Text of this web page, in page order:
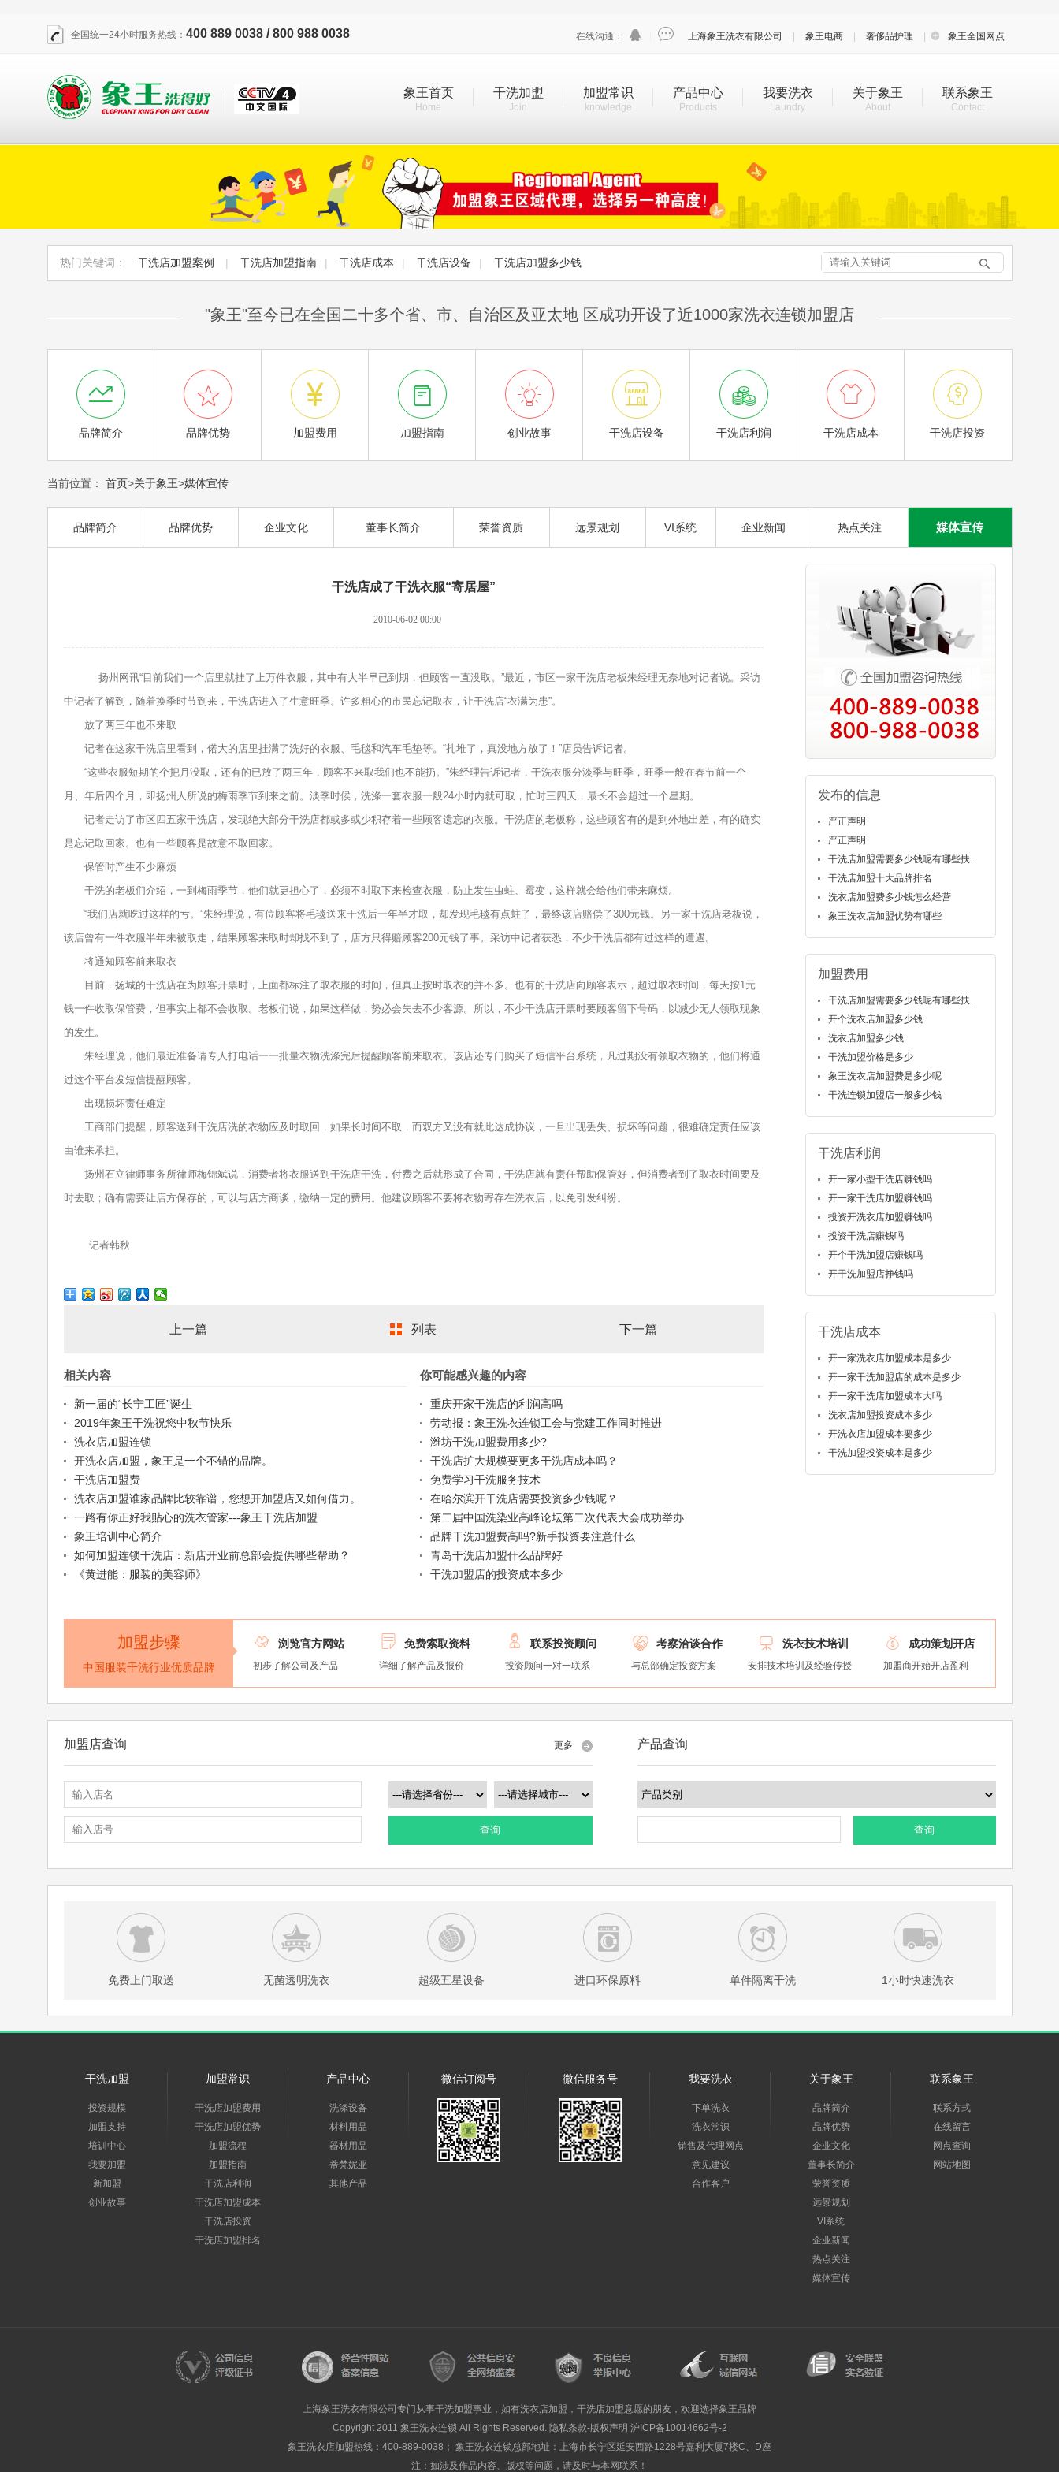
全国统一24小时服务热线： 400 889 0038 / 800 988 0038 在线沟通：   上海象王洗衣有限公司 象王电商 奢侈品护理  象王全国网点
象王首页
Home
干洗加盟
Join
加盟常识
knowledge
产品中心
Products
我要洗衣
Laundry
关于象王
About
联系象王
Contact
热门关键词： 干洗店加盟案例 | 干洗店加盟指南 | 干洗店成本 | 干洗店设备 | 干洗店加盟多少钱 
"象王"至今已在全国二十多个省、市、自治区及亚太地 区成功开设了近1000家洗衣连锁加盟店

品牌简介

品牌优势

加盟费用

加盟指南

创业故事

干洗店设备

干洗店利润

干洗店成本

干洗店投资
当前位置： 首页>关于象王>媒体宣传
品牌简介 品牌优势 企业文化 董事长简介 荣誉资质 远景规划 VI系统 企业新闻 热点关注 媒体宣传
干洗店成了干洗衣服“寄居屋”
2010-06-02 00:00
扬州网讯“目前我们一个店里就挂了上万件衣服，其中有大半早已到期，但顾客一直没取。”最近，市区一家干洗店老板朱经理无奈地对记者说。采访
中记者了解到，随着换季时节到来，干洗店进入了生意旺季。许多粗心的市民忘记取衣，让干洗店“衣满为患”。
放了两三年也不来取
记者在这家干洗店里看到，偌大的店里挂满了洗好的衣服、毛毯和汽车毛垫等。“扎堆了，真没地方放了！”店员告诉记者。
“这些衣服短期的个把月没取，还有的已放了两三年，顾客不来取我们也不能扔。”朱经理告诉记者，干洗衣服分淡季与旺季，旺季一般在春节前一个
月、年后四个月，即扬州人所说的梅雨季节到来之前。淡季时候，洗涤一套衣服一般24小时内就可取，忙时三四天，最长不会超过一个星期。
记者走访了市区四五家干洗店，发现绝大部分干洗店都或多或少积存着一些顾客遗忘的衣服。干洗店的老板称，这些顾客有的是到外地出差，有的确实
是忘记取回家。也有一些顾客是故意不取回家。
保管时产生不少麻烦
干洗的老板们介绍，一到梅雨季节，他们就更担心了，必须不时取下来检查衣服，防止发生虫蛀、霉变，这样就会给他们带来麻烦。
“我们店就吃过这样的亏。”朱经理说，有位顾客将毛毯送来干洗后一年半才取，却发现毛毯有点蛀了，最终该店赔偿了300元钱。另一家干洗店老板说，
该店曾有一件衣服半年未被取走，结果顾客来取时却找不到了，店方只得赔顾客200元钱了事。采访中记者获悉，不少干洗店都有过这样的遭遇。
将通知顾客前来取衣
目前，扬城的干洗店在为顾客开票时，上面都标注了取衣服的时间，但真正按时取衣的并不多。也有的干洗店向顾客表示，超过取衣时间，每天按1元
钱一件收取保管费，但事实上都不会收取。老板们说，如果这样做，势必会失去不少客源。所以，不少干洗店开票时要顾客留下号码，以减少无人领取现象
的发生。
朱经理说，他们最近准备请专人打电话一一批量衣物洗涤完后提醒顾客前来取衣。该店还专门购买了短信平台系统，凡过期没有领取衣物的，他们将通
过这个平台发短信提醒顾客。
出现损坏责任难定
工商部门提醒，顾客送到干洗店洗的衣物应及时取回，如果长时间不取，而双方又没有就此达成协议，一旦出现丢失、损坏等问题，很难确定责任应该
由谁来承担。
扬州石立律师事务所律师梅锦斌说，消费者将衣服送到干洗店干洗，付费之后就形成了合同，干洗店就有责任帮助保管好，但消费者到了取衣时间要及
时去取；确有需要让店方保存的，可以与店方商谈，缴纳一定的费用。他建议顾客不要将衣物寄存在洗衣店，以免引发纠纷。
记者韩秋
上一篇 列表 下一篇
相关内容
新一届的“长宁工匠”诞生
2019年象王干洗祝您中秋节快乐
洗衣店加盟连锁
开洗衣店加盟，象王是一个不错的品牌。
干洗店加盟费
洗衣店加盟谁家品牌比较靠谱，您想开加盟店又如何借力。
一路有你正好我贴心的洗衣管家---象王干洗店加盟
象王培训中心简介
如何加盟连锁干洗店：新店开业前总部会提供哪些帮助？
《黄进能：服装的美容师》
你可能感兴趣的内容
重庆开家干洗店的利润高吗
劳动报：象王洗衣连锁工会与党建工作同时推进
潍坊干洗加盟费用多少?
干洗店扩大规模要更多干洗店成本吗？
免费学习干洗服务技术
在哈尔滨开干洗店需要投资多少钱呢？
第二届中国洗染业高峰论坛第二次代表大会成功举办
品牌干洗加盟费高吗?新手投资要注意什么
青岛干洗店加盟什么品牌好
干洗加盟店的投资成本多少
发布的信息
严正声明
严正声明
干洗店加盟需要多少钱呢有哪些扶...
干洗店加盟十大品牌排名
洗衣店加盟费多少钱怎么经营
象王洗衣店加盟优势有哪些
加盟费用
干洗店加盟需要多少钱呢有哪些扶...
开个洗衣店加盟多少钱
洗衣店加盟多少钱
干洗加盟价格是多少
象王洗衣店加盟费是多少呢
干洗连锁加盟店一般多少钱
干洗店利润
开一家小型干洗店赚钱吗
开一家干洗店加盟赚钱吗
投资开洗衣店加盟赚钱吗
投资干洗店赚钱吗
开个干洗加盟店赚钱吗
开干洗加盟店挣钱吗
干洗店成本
开一家洗衣店加盟成本是多少
开一家干洗加盟店的成本是多少
开一家干洗店加盟成本大吗
洗衣店加盟投资成本多少
开洗衣店加盟成本要多少
干洗加盟投资成本是多少
加盟步骤
中国服装干洗行业优质品牌
 浏览官方网站
初步了解公司及产品
 免费索取资料
详细了解产品及报价
 联系投资顾问
投资顾问一对一联系
 考察洽谈合作
与总部确定投资方案
 洗衣技术培训
安排技术培训及经验传授
 成功策划开店
加盟商开始开店盈利
加盟店查询 更多
查询
产品查询
查询
免费上门取送 无菌透明洗衣 超级五星设备 进口环保原料 单件隔离干洗 1小时快速洗衣
干洗加盟
投资规模
加盟支持
培训中心
我要加盟
新加盟
创业故事
加盟常识
干洗店加盟费用
干洗店加盟优势
加盟流程
加盟指南
干洗店利润
干洗店加盟成本
干洗店投资
干洗店加盟排名
产品中心
洗涤设备
材料用品
器材用品
蒂梵妮亚
其他产品
微信订阅号 微信服务号 我要洗衣
下单洗衣
洗衣常识
销售及代理网点
意见建议
合作客户
关于象王
品牌简介
品牌优势
企业文化
董事长简介
荣誉资质
远景规划
VI系统
企业新闻
热点关注
媒体宣传
联系象王
联系方式
在线留言
网点查询
网站地图
上海象王洗衣有限公司专门从事干洗加盟事业，如有洗衣店加盟，干洗店加盟意愿的朋友，欢迎选择象王品牌
Copyright 2011 象王洗衣连锁 All Rights Reserved. 隐私条款-版权声明 沪ICP备10014662号-2
象王洗衣店加盟热线：400-889-0038； 象王洗衣连锁总部地址：上海市长宁区延安西路1228号嘉利大厦7楼C、D座
注：如涉及作品内容、版权等问题，请及时与本网联系！